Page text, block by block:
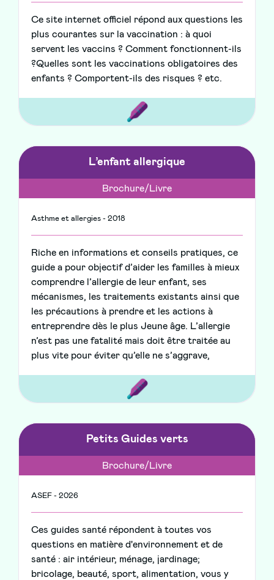
Ce site internet officiel répond aux questions les
plus courantes sur la vaccination : à quoi
servent les vaccins ? Comment fonctionnent-ils
?Quelles sont les vaccinations obligatoires des
enfants ? Comportent-ils des risques ? etc.
L’enfant allergique
Brochure/Livre
Asthme et allergies - 2018
Riche en informations et conseils pratiques, ce
guide a pour objectif d’aider les familles à mieux
comprendre l’allergie de leur enfant, ses
mécanismes, les traitements existants ainsi que
les précautions à prendre et les actions à
entreprendre dès le plus Jeune âge. L’allergie
n’est pas une fatalité mais doit être traitée au
plus vite pour éviter qu’elle ne s’aggrave,
Petits Guides verts
Brochure/Livre
ASEF - 2026
Ces guides santé répondent à toutes vos
questions en matière d'environnement et de
santé : air intérieur, ménage, jardinage;
bricolage, beauté, sport, alimentation, vous y